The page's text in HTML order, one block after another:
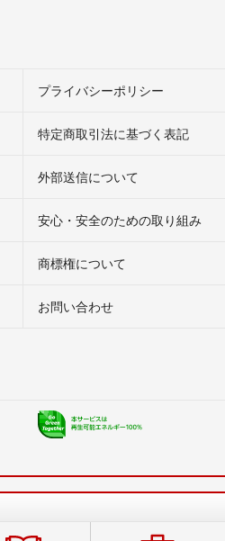
プライバシーポリシー
特定商取引法に基づく表記
外部送信について
安心・安全のための取り組み
商標権について
お問い合わせ